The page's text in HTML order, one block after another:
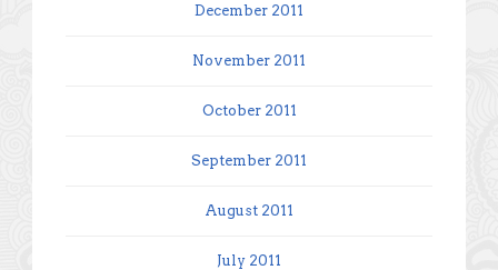
December 2011
November 2011
October 2011
September 2011
August 2011
July 2011